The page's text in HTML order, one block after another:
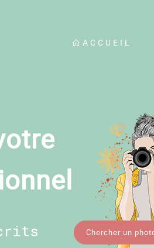
ACCUEIL
Chercher un